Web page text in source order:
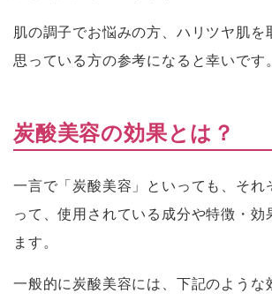
肌の調子でお悩みの方、ハリツヤ肌を
思っている方の参考になると幸いです。
炭酸美容の効果とは？
一言で「炭酸美容」といっても、それ
って、使用されている成分や特徴・効
ます。
一般的に炭酸美容には、下記のような